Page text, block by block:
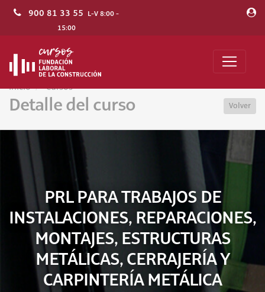
900 81 33 55 L-V 8:00 -
15:00
Inicio Cursos
Detalle del curso Volver
PRL PARA TRABAJOS DE
INSTALACIONES, REPARACIONES,
MONTAJES, ESTRUCTURAS
METÁLICAS, CERRAJERÍA Y
CARPINTERÍA METÁLICA